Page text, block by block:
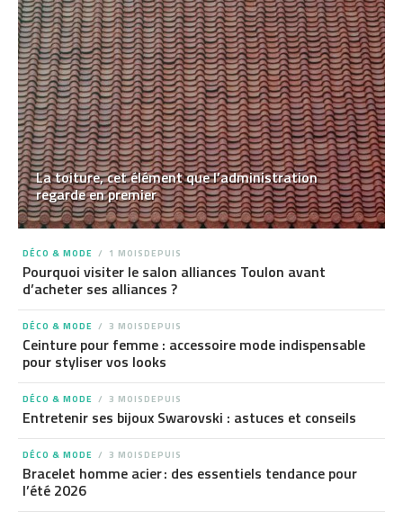
La toiture, cet élément que l’administration
regarde en premier
DÉCO & MODE 1 MOISDEPUIS
Pourquoi visiter le salon alliances Toulon avant
d’acheter ses alliances ?
DÉCO & MODE 3 MOISDEPUIS
Ceinture pour femme : accessoire mode indispensable
pour styliser vos looks
DÉCO & MODE 3 MOISDEPUIS
Entretenir ses bijoux Swarovski : astuces et conseils
DÉCO & MODE 3 MOISDEPUIS
Bracelet homme acier : des essentiels tendance pour
l’été 2026